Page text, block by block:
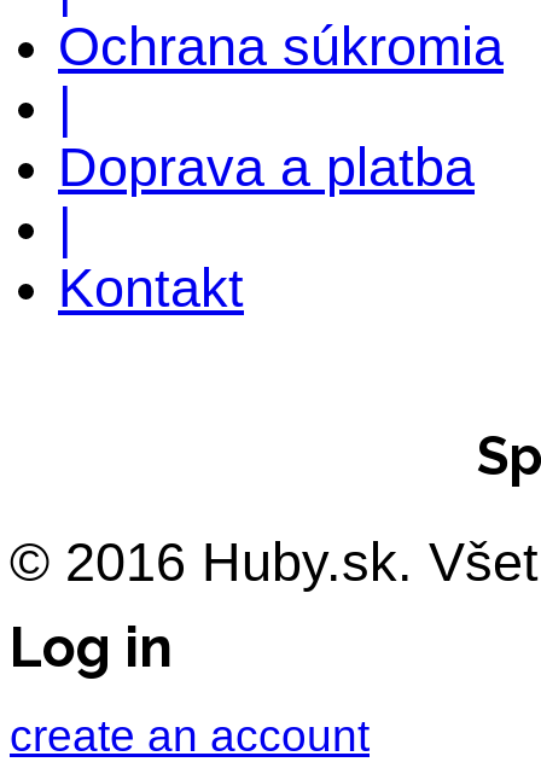
Ochrana súkromia
Doprava a platba
Kontakt
© 2016 Huby.sk.
Log in
create an account